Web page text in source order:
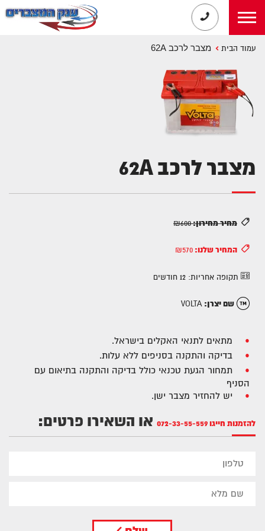
עמוד הבית מצבר לרכב 62A
מצבר לרכב 62A
מחיר מחירון:₪600
המחיר שלנו: ₪570
תקופה אחריות: 12 חודשים
שם יצרן: VOLTA
מתאים לתנאי האקלים בישראל.
בדיקה והתקנה בסניפים ללא עלות.
תמחור הגעת טכנאי כולל בדיקה והתקנה בתיאום עם
הסניף
יש להחזיר מצבר ישן.
להזמנות חייגו072-33-55-559 או השאירו פרטים: